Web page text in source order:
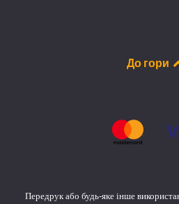
До гори
Передрук або будь-яке інше